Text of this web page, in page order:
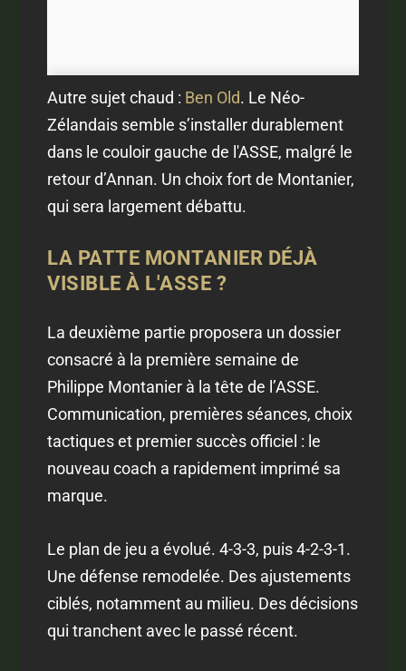
Autre sujet chaud : Ben Old. Le Néo-
Zélandais semble s’installer durablement
dans le couloir gauche de l'ASSE, malgré le
retour d’Annan. Un choix fort de Montanier,
qui sera largement débattu.
LA PATTE MONTANIER DÉJÀ
VISIBLE À L'ASSE ?
La deuxième partie proposera un dossier
consacré à la première semaine de
Philippe Montanier à la tête de l’ASSE.
Communication, premières séances, choix
tactiques et premier succès officiel : le
nouveau coach a rapidement imprimé sa
marque.
Le plan de jeu a évolué. 4-3-3, puis 4-2-3-1.
Une défense remodelée. Des ajustements
ciblés, notamment au milieu. Des décisions
qui tranchent avec le passé récent.